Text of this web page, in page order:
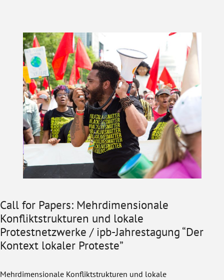
Call for Papers: Mehrdimensionale
Konfliktstrukturen und lokale
Protestnetzwerke / ipb-Jahrestagung “Der
Kontext lokaler Proteste”
Mehrdimensionale Konfliktstrukturen und lokale